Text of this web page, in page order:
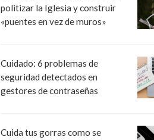
politizar la Iglesia y construir
«puentes en vez de muros»
Cuidado: 6 problemas de
seguridad detectados en
gestores de contraseñas
Cuida tus gorras como se